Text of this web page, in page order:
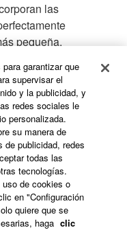
las
pequeña.
la SG1820A
de las SG y le
(derecha)
garantizar que
supervisar el
y la publicidad, y
redes sociales le
personalizada.
su manera de
de publicidad, redes
todas las
tecnologías.
de cookies o
en "Configuración
quiere que se
haga clic